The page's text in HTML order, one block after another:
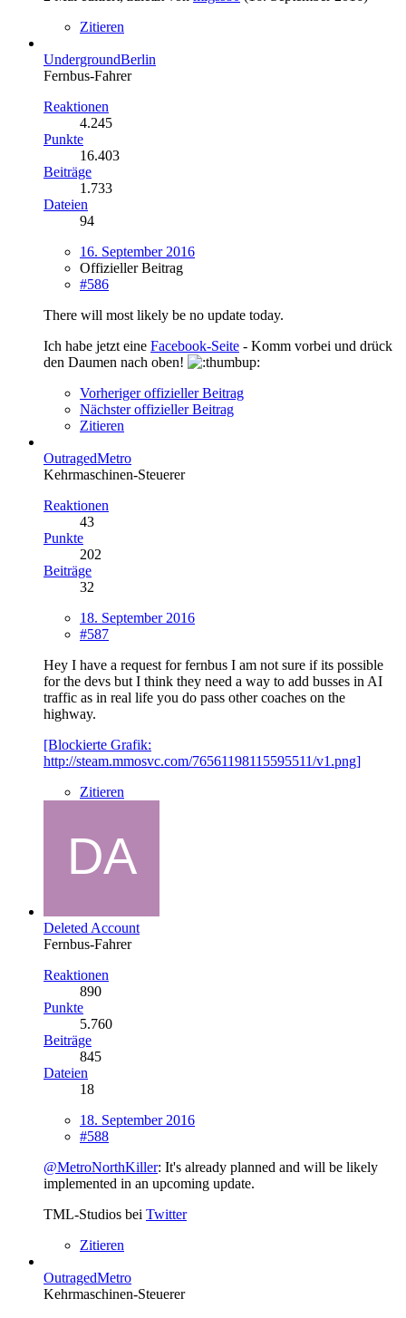
Zitieren
UndergroundBerlin
Fernbus-Fahrer
Reaktionen
4.245
Punkte
16.403
Beiträge
1.733
Dateien
94
16. September 2016
Offizieller Beitrag
#586
There will most likely be no update today.
Ich habe jetzt eine Facebook-Seite - Komm vorbei und drück
den Daumen nach oben!
Vorheriger offizieller Beitrag
Nächster offizieller Beitrag
Zitieren
OutragedMetro
Kehrmaschinen-Steuerer
Reaktionen
43
Punkte
202
Beiträge
32
18. September 2016
#587
Hey I have a request for fernbus I am not sure if its possible
for the devs but I think they need a way to add busses in AI
traffic as in real life you do pass other coaches on the
highway.
[Blockierte Grafik:
http://steam.mmosvc.com/76561198115595511/v1.png]
Zitieren
Deleted Account
Fernbus-Fahrer
Reaktionen
890
Punkte
5.760
Beiträge
845
Dateien
18
18. September 2016
#588
@MetroNorthKiller: It's already planned and will be likely
implemented in an upcoming update.
TML-Studios bei Twitter
Zitieren
OutragedMetro
Kehrmaschinen-Steuerer